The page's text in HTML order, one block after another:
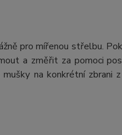
pro mířenou střelbu.
a změřit za pomoci
na konkrétní zbrani